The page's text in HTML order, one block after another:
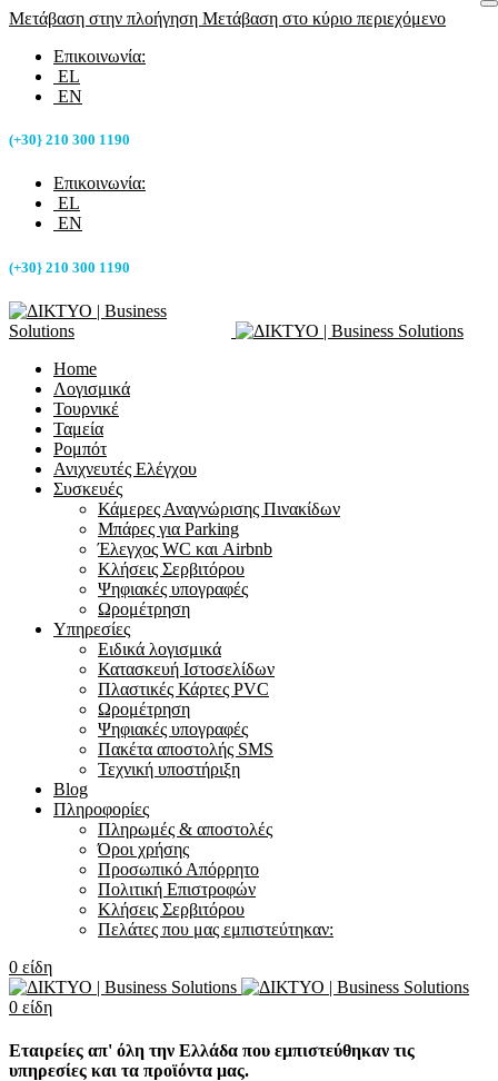
Μετάβαση στην πλοήγηση Μετάβαση στο κύριο περιεχόμενο
Επικοινωνία:
EL
EN
(+30} 210 300 1190
Επικοινωνία:
EL
EN
(+30} 210 300 1190
Home
Λογισμικά
Τουρνικέ
Ταμεία
Ρομπότ
Ανιχνευτές Ελέγχου
Συσκευές
Κάμερες Αναγνώρισης Πινακίδων
Μπάρες για Parking
Έλεγχος WC και Airbnb
Κλήσεις Σερβιτόρου
Ψηφιακές υπογραφές
Ωρομέτρηση
Υπηρεσίες
Ειδικά λογισμικά
Κατασκευή Ιστοσελίδων
Πλαστικές Κάρτες PVC
Ωρομέτρηση
Ψηφιακές υπογραφές
Πακέτα αποστολής SMS
Τεχνική υποστήριξη
Blog
Πληροφορίες
Πληρωμές & αποστολές
Όροι χρήσης
Προσωπικό Απόρρητο
Πολιτική Επιστροφών
Κλήσεις Σερβιτόρου
Πελάτες που μας εμπιστεύτηκαν:
0 είδη
0 είδη
Εταιρείες απ' όλη την Ελλάδα που εμπιστεύθηκαν τις
υπηρεσίες και τα προϊόντα μας.